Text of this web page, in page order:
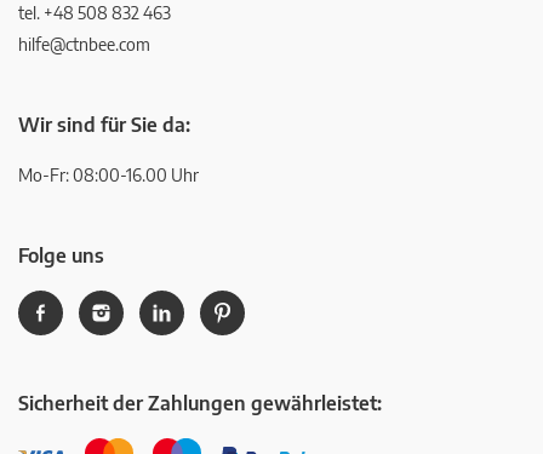
tel. +48 508 832 463
hilfe@ctnbee.com
Wir sind für Sie da:
Mo-Fr: 08:00-16.00 Uhr
Folge uns
Sicherheit der Zahlungen gewährleistet: